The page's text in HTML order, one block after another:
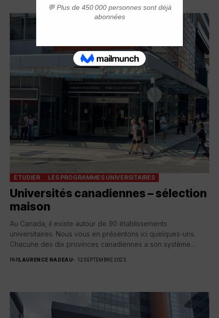
ÉTUDIER LES PROGRAMMES UNIVERSITAIRES
Universités canadiennes – sélection
maison
Au Canada, il existe autour de 90 établissements
universitaires. Nous vous en présentons ici quelques-uns.
Chacune des dix provinces canadiennes a son système...
PARLAURENCE NADEAU 12 SEPTEMBRE 2023